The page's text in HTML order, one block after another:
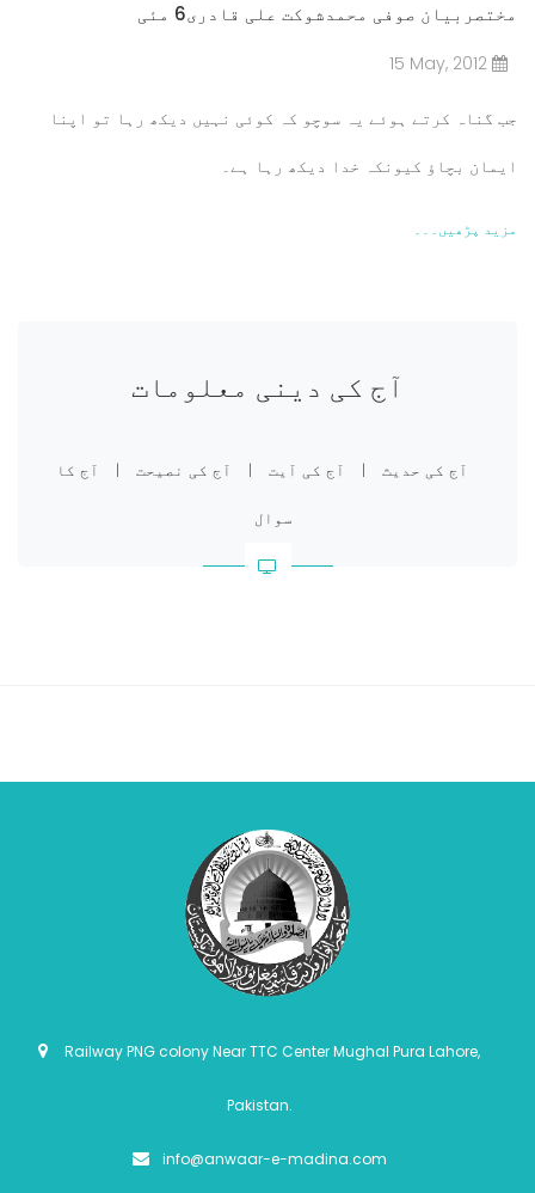
مختصربیان صوفی محمدشوکت علی قادری6 مئی
15 May, 2012
جب گناہ کرتے ہوئے یہ سوچو کہ کوئی نہیں دیکھ رہا تو اپنا
ایمان بچاؤ کیونکہ خدا دیکھ رہا ہے۔
مزید پڑھیں۔۔۔
آج کی دینی معلومات
آج کی حدیث | آج کی آیت | آج کی نصیحت | آج کا
سوال
Railway PNG colony Near TTC Center Mughal Pura Lahore,
Pakistan.
info@anwaar-e-madina.com